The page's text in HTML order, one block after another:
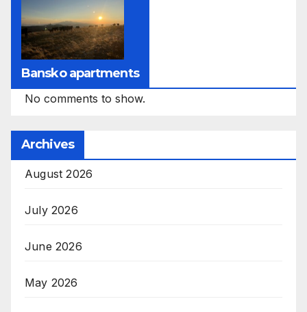
Bansko apartments
No comments to show.
Archives
August 2026
July 2026
June 2026
May 2026